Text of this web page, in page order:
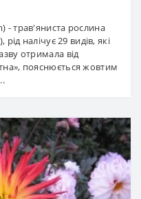
- трав'яниста рослина
рід налічує 29 видів, які
отримала від
пояснюється жовтим